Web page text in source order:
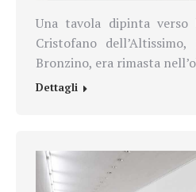
Una tavola dipinta
Cristofano
Bronzino, era rimasta
Dettagli